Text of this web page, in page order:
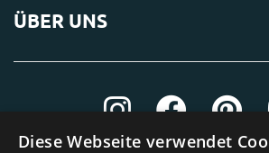
ÜBER UNS
Diese Webseite verwendet